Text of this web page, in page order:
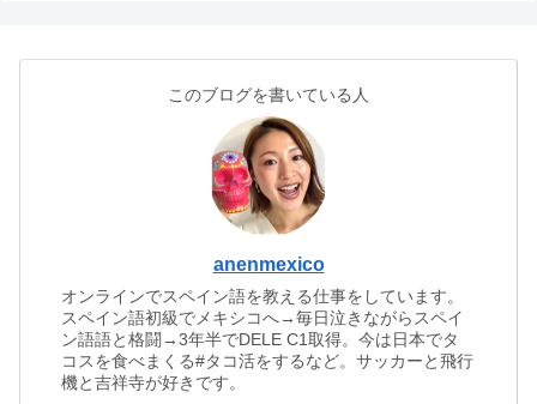
このブログを書いている人
anenmexico
オンラインでスペイン語を教える仕事をしています。
スペイン語初級でメキシコへ→毎日泣きながらスペイ
ン語語と格闘→3年半でDELE C1取得。今は日本でタ
コスを食べまくる#タコ活をするなど。サッカーと飛行
機と吉祥寺が好きです。